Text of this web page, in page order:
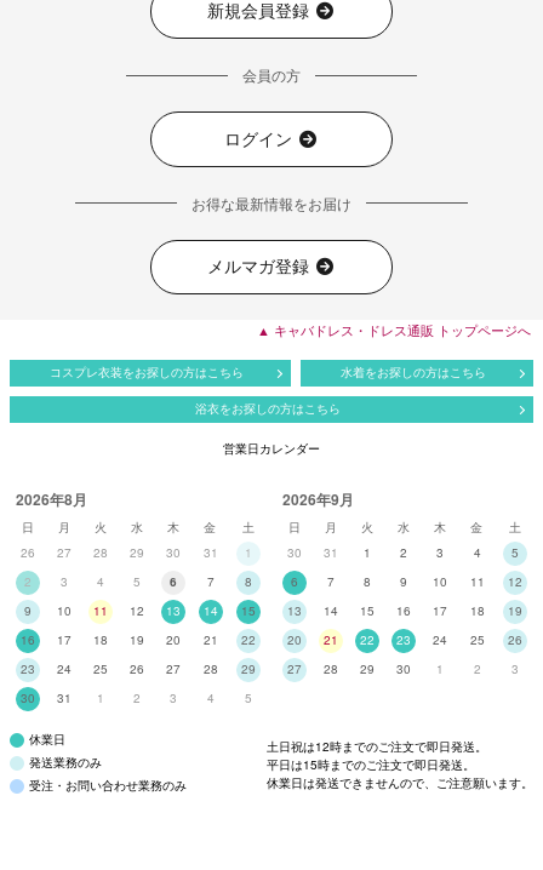
新規会員登録
会員の方
ログイン
お得な最新情報をお届け
メルマガ登録
▲ キャバドレス・ドレス通販 トップページへ
コスプレ衣装をお探しの方はこちら 水着をお探しの方はこちら
浴衣をお探しの方はこちら
営業日カレンダー
2026年8月
日 月 火 水 木 金
土
26
27 28 29 30 31
1
2
3 4 5 6 7
8
9
10 11 12 13 14
15
16
17 18 19 20 21
22
23
24 25 26 27 28
29
30
31 1 2 3 4 5
2026年9月
日 月 火 水 木 金
土
30
31 1 2 3 4
5
6
7 8 9 10 11
12
13
14 15 16 17 18
19
20
21 22 23 24 25
26
27
28 29 30 1 2 3
休業日
発送業務のみ
受注・お問い合わせ業務のみ
土日祝は12時までのご注文で即日発送。
平日は15時までのご注文で即日発送。
休業日は発送できませんので、ご注意願います。